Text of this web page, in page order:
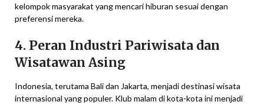
kelompok masyarakat yang mencari hiburan sesuai dengan
preferensi mereka.
4. Peran Industri Pariwisata dan
Wisatawan Asing
Indonesia, terutama Bali dan Jakarta, menjadi destinasi wisata
internasional yang populer. Klub malam di kota-kota ini menjadi